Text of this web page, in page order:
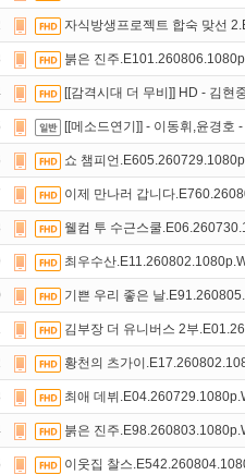
자식방생프로젝트 합숙 맞선
붉은 진주
[[감격시대 더 무비]] HD - 김현
[[메소드연기]] - 이동휘,윤경호
쇼 챔피언
이제 만나러 갑니다
웰컴 투 수근스쿨
최우수산
기쁜 우리 좋은 날
김부장 더 유니버스 2부
황천의 츠가이
최애 데뷔
붉은 진주
이웃집 찰스